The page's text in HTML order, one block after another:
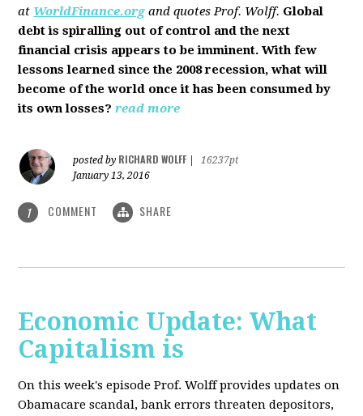
at WorldFinance.organd quotes Prof. Wolff. Global
debt is spiralling out of control and the next
financial crisis appears to be imminent. With few
lessons learned since the 2008 recession, what will
become of the world once it has been consumed by
its own losses? read more
posted by RICHARD WOLFF
16237pt
January 13, 2016
1 COMMENT SHARE
Economic Update: What
Capitalism is
On this week's episode Prof. Wolff provides updates on
Obamacare scandal, bank errors threaten depositors,